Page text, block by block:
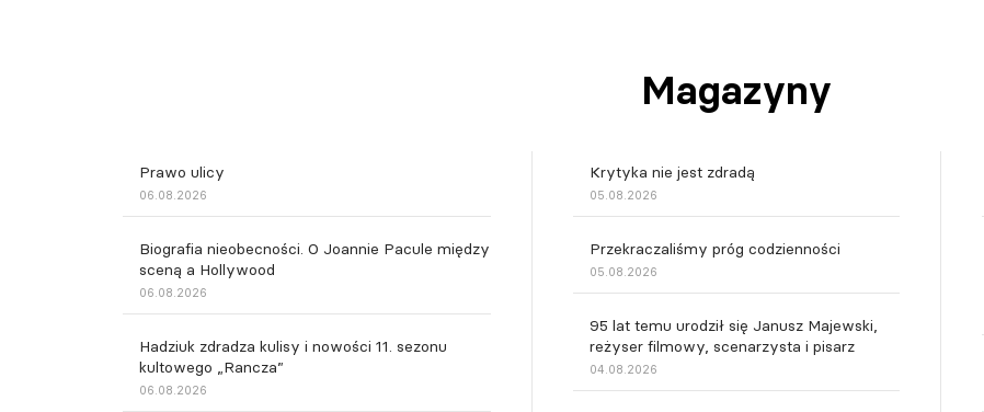
Magazyny
Prawo ulicy
06.08.2026
Biografia nieobecności. O Joannie Pacule między
sceną a Hollywood
06.08.2026
Hadziuk zdradza kulisy i nowości 11. sezonu
kultowego „Rancza”
06.08.2026
Krytyka nie jest zdradą
05.08.2026
Przekraczaliśmy próg codzienności
05.08.2026
95 lat temu urodził się Janusz Majewski,
reżyser filmowy, scenarzysta i pisarz
04.08.2026